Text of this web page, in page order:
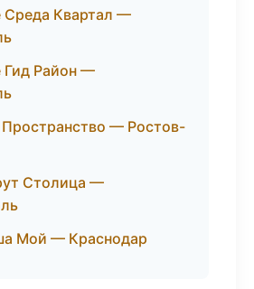
Среда Квартал —
Гид Район —
— Ростов-
Столица —
Мой — Краснодар